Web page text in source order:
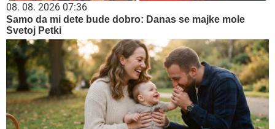
08. 08. 2026 07:36
Samo da mi dete bude dobro: Danas se majke mole
Svetoj Petki